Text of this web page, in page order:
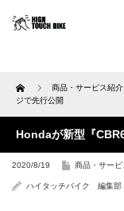
Home 商品・サービス紹介
ジで先行公開
Hondaが新型『
2020/8/19 商品・サービ
ハイタッチバイク 編集部